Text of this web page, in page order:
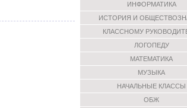
ИНФОРМАТИКА
ИСТОРИЯ И
КЛАССНОМУ
ЛОГОПЕДУ
МАТЕМАТИКА
МУЗЫКА
НАЧАЛЬНЫЕ КЛАССЫ
ОБЖ